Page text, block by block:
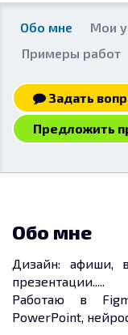
Обо мне Мои
Примеры работ
Задать
Предложить
Обо мне
Дизайн: афиши,
презентации.....
Работаю в
PowerPoint,